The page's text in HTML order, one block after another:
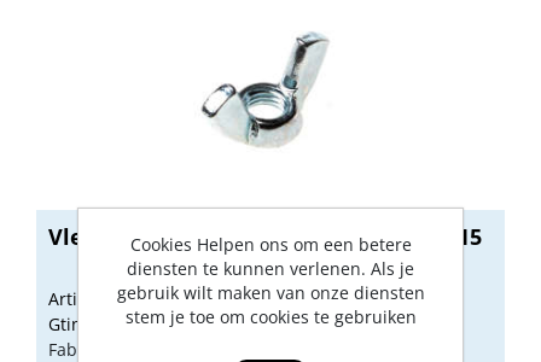
Vleugelmoer M6 gegalvaniseerd DIN315
Artikelnummer: 1120037
Gtin: 8714678124563
Fabrikant artikel nummer: 5512456
Cookies Helpen ons om een betere
diensten te kunnen verlenen. Als je
gebruik wilt maken van onze diensten
stem je toe om cookies te gebruiken